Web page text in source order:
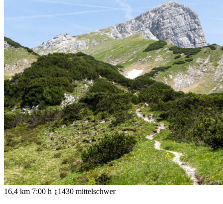
16,4 km 7:00 h ↨1430 mittelschwer